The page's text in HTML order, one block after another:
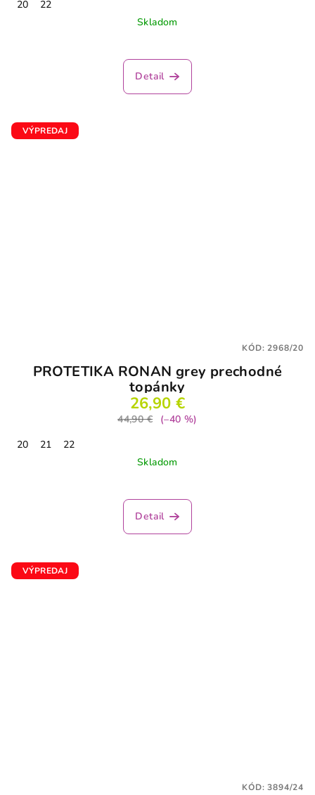
20
22
Skladom
Detail
VÝPREDAJ
PROTETIKA RONAN grey prechodné
topánky
26,90 €
44,90 €
(–40 %)
20
21
22
Skladom
Detail
KÓD:2968/20
VÝPREDAJ
KÓD:3894/24